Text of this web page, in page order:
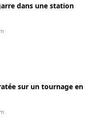
dans une station
sur un tournage en